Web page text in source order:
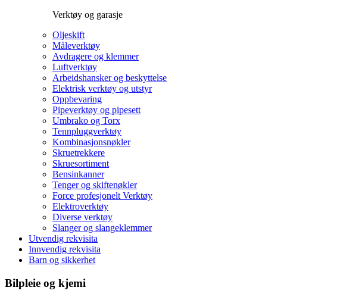
Verktøy og garasje
Oljeskift
Måleverktøy
Avdragere og klemmer
Luftverktøy
Arbeidshansker og beskyttelse
Elektrisk verktøy og utstyr
Oppbevaring
Pipeverktøy og pipesett
Umbrako og Torx
Tennpluggverktøy
Kombinasjonsnøkler
Skruetrekkere
Skruesortiment
Bensinkanner
Tenger og skiftenøkler
Force profesjonelt Verktøy
Elektroverktøy
Diverse verktøy
Slanger og slangeklemmer
Utvendig rekvisita
Innvendig rekvisita
Barn og sikkerhet
Bilpleie og kjemi